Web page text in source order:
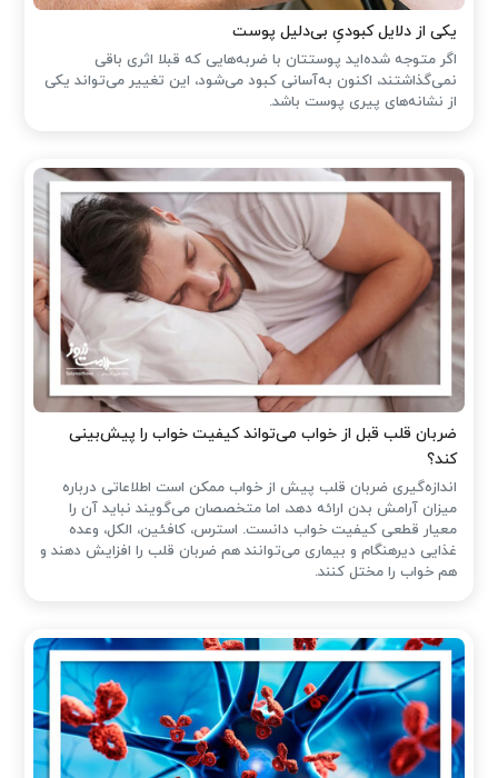
یکی از دلایل کبودیِ بی‌دلیل پوست
اگر متوجه شده‌اید پوستتان با ضربه‌هایی که قبلا اثری باقی
نمی‌گذاشتند، اکنون به‌آسانی کبود می‌شود، این تغییر می‌تواند یکی
از نشانه‌های پیری پوست باشد.
ضربان قلب قبل از خواب می‌تواند کیفیت خواب را پیش‌بینی
کند؟
اندازه‌گیری ضربان قلب پیش از خواب ممکن است اطلاعاتی درباره
میزان آرامش بدن ارائه دهد، اما متخصصان می‌گویند نباید آن را
معیار قطعی کیفیت خواب دانست. استرس، کافئین، الکل، وعده
غذایی دیرهنگام و بیماری می‌توانند هم ضربان قلب را افزایش دهند و
هم خواب را مختل کنند.